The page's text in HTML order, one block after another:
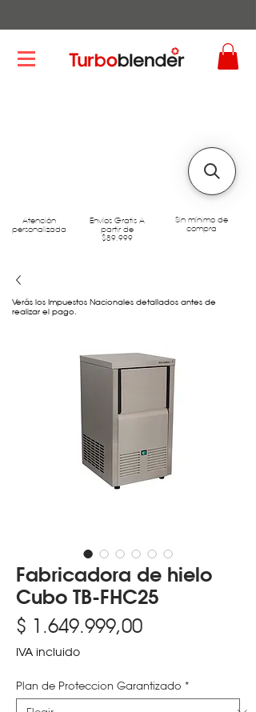
Atención
personalizada
Envíos Gratis A
partir de
$89.999
Sin mínimo de
compra
Fabricadora de hielo
Cubo TB-FHC25
$ 1.649.999,00Precio
IVA incluido
Plan de Proteccion Garantizado *
Verás los Impuestos Nacionales detallados antes de
realizar el pago.